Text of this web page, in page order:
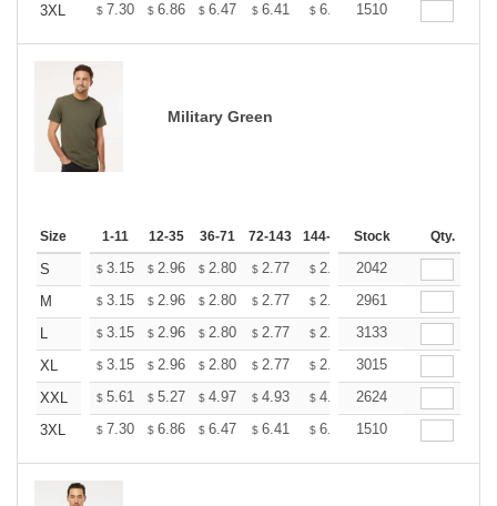
3XL
$ 7.30 $ 6.86 $ 6.47 $ 6.41 $ 6.30 $6.25
1510
Military Green
Size 1-11 12-35 36-71 72-143 144-287 288 + More
Stock Qty.
S $ 3.15 $ 2.96 $ 2.80 $ 2.77 $ 2.72 $2.70
2042
M
$ 3.15 $ 2.96 $ 2.80 $ 2.77 $ 2.72 $2.70
2961
L
$ 3.15 $ 2.96 $ 2.80 $ 2.77 $ 2.72 $2.70
3133
XL
$ 3.15 $ 2.96 $ 2.80 $ 2.77 $ 2.72 $2.70
3015
XXL
$ 5.61 $ 5.27 $ 4.97 $ 4.93 $ 4.85 $4.80
2624
3XL
$ 7.30 $ 6.86 $ 6.47 $ 6.41 $ 6.30 $6.25
1510